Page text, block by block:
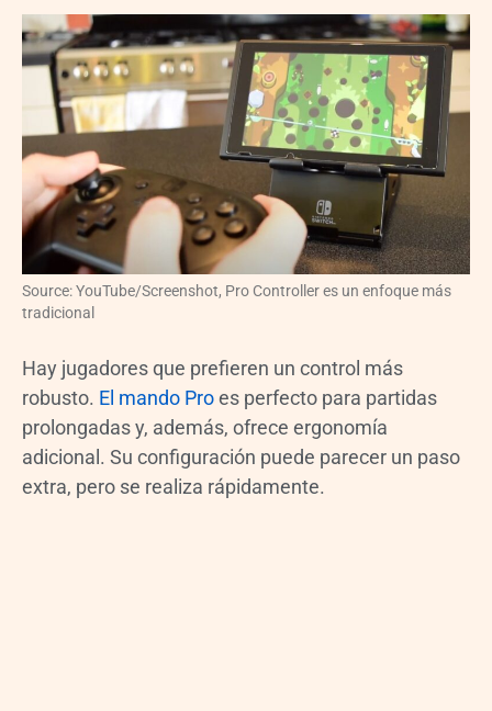
Source: YouTube/Screenshot, Pro Controller es un enfoque más
tradicional
Hay jugadores que prefieren un control más
robusto. El mando Proes perfecto para partidas
prolongadas y, además, ofrece ergonomía
adicional. Su configuración puede parecer un paso
extra, pero se realiza rápidamente.